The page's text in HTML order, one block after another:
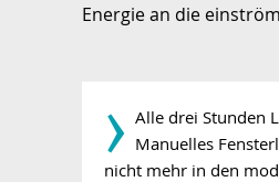
Energie an die
­› Alle drei Stunden
Manuelles
nicht mehr in den